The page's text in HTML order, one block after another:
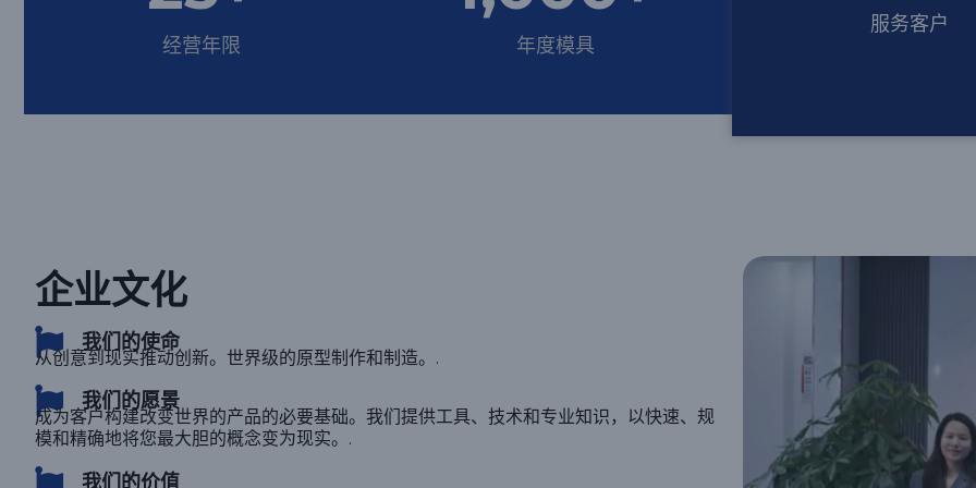
经营年限 年度模具
服务客户
企业文化
我们的使命
从创意到现实推动创新。世界级的原型制作和制造。.
我们的愿景
成为客户构建改变世界的产品的必要基础。我们提供工具、技术和专业知识，以快速、规
模和精确地将您最大胆的概念变为现实。.
我们的价值